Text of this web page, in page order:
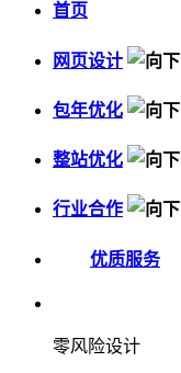
首页
网页设计
包年优化
整站优化
行业合作
优质服务
零风险设计